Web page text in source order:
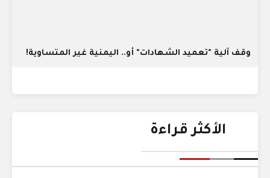
وقف آلية "تعميد الشهادات" أو.. اليمنية غير المتساوية!
الأكثر قراءة